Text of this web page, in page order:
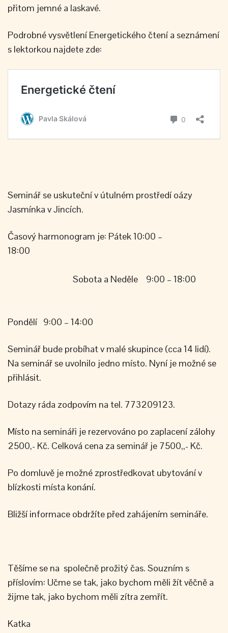
přitom jemné a laskavé.
Podrobné vysvětlení Energetického čtení a seznámení
s lektorkou najdete zde:
Seminář se uskuteční v útulném prostředí oázy
Jasmínka v Jincích.
Časový harmonogram je: Pátek 10:00 –
18:00
Sobota a Neděle 9:00 – 18:00
Pondělí 9:00 – 14:00
Seminář bude probíhat v malé skupince (cca 14 lidí).
Na seminář se uvolnilo jedno místo. Nyní je možné se
přihlásit.
Dotazy ráda zodpovím na tel. 773209123.
Místo na semináři je rezervováno po zaplacení zálohy
2500,- Kč. Celková cena za seminář je 7500,,- Kč.
Po domluvě je možné zprostředkovat ubytování v
blízkosti místa konání.
Bližší informace obdržíte před zahájením semináře.
Těšíme se na společně prožitý čas. Souzním s
příslovím: Učme se tak, jako bychom měli žít věčně a
žijme tak, jako bychom měli zítra zemřít.
Katka